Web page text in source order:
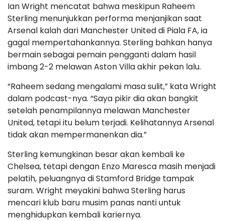
Ian Wright mencatat bahwa meskipun Raheem
Sterling menunjukkan performa menjanjikan saat
Arsenal kalah dari Manchester United di Piala FA, ia
gagal mempertahankannya. Sterling bahkan hanya
bermain sebagai pemain pengganti dalam hasil
imbang 2-2 melawan Aston Villa akhir pekan lalu.
“Raheem sedang mengalami masa sulit,” kata Wright
dalam podcast-nya. “Saya pikir dia akan bangkit
setelah penampilannya melawan Manchester
United, tetapi itu belum terjadi. Kelihatannya Arsenal
tidak akan mempermanenkan dia.”
Sterling kemungkinan besar akan kembali ke
Chelsea, tetapi dengan Enzo Maresca masih menjadi
pelatih, peluangnya di Stamford Bridge tampak
suram. Wright meyakini bahwa Sterling harus
mencari klub baru musim panas nanti untuk
menghidupkan kembali kariernya.